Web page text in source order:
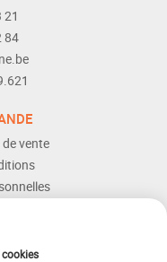
84
vente